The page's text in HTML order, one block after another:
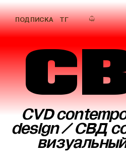
ПОДПИСКА ТГ
CVD
design / СВД